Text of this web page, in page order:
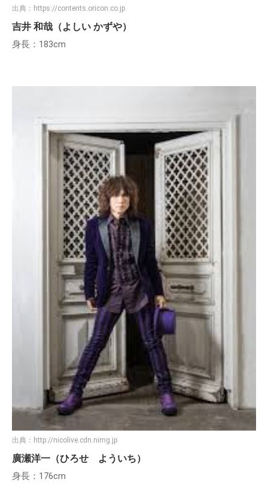
出典： https://contents.oricon.co.jp
吉井 和哉（よしい かずや）
身長：183cm
出典： http://nicolive.cdn.nimg.jp
廣瀬洋一（ひろせ よういち）
身長：176cm